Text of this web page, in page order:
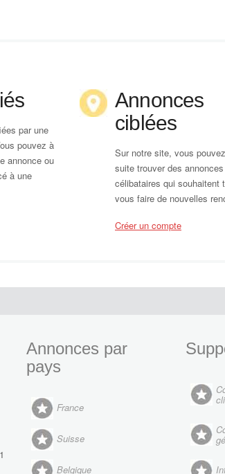
par une
pouvez à
annonce ou
à une
Annonces
ciblées
Sur notre site, vous
suite trouver des
célibataires qui souhaitent
vous faire de nouvelles
Créer un compte
Annonces par
pays
France
Suisse
Belgique